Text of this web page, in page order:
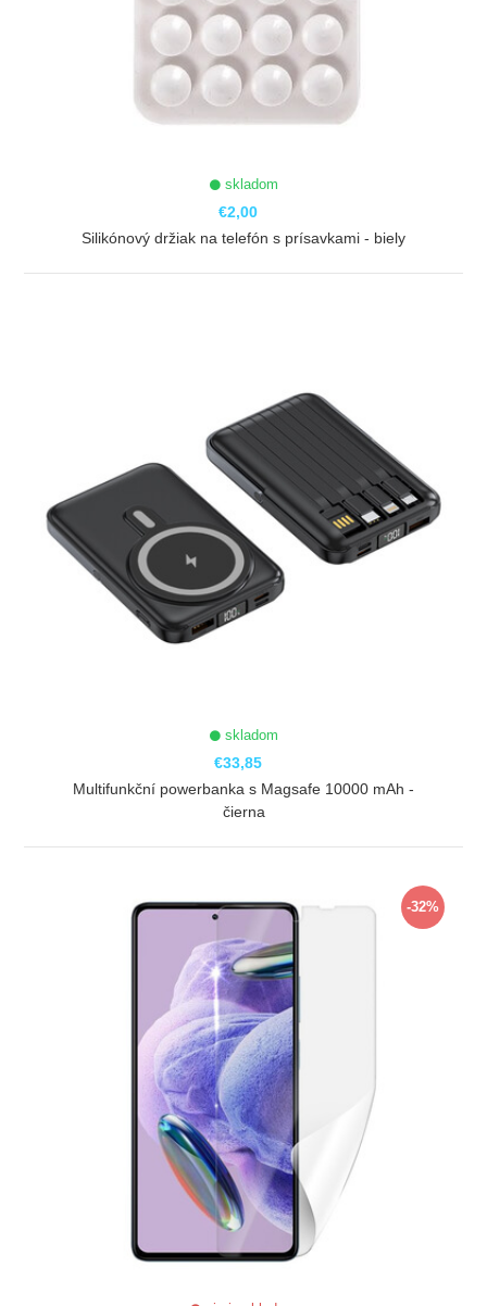
skladom
€2,00
Silikónový držiak na telefón s prísavkami - biely
skladom
€33,85
Multifunkční powerbanka s Magsafe 10000 mAh -
čierna
-32%